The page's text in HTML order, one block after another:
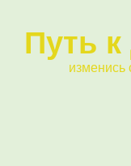
Путь
изменись